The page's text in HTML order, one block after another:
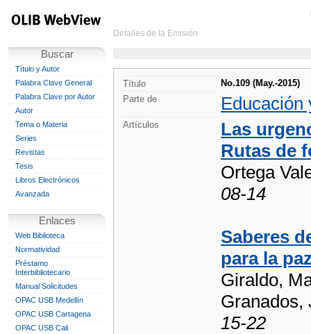
Buscar
Título y Autor
Palabra Clave General
Palabra Clave por Autor
Autor
Tema o Materia
Series
Revistas
Tesis
Libros Electrónicos
Avanzada
Enlaces
Web Biblioteca
Normatividad
Préstamo
Interbibliotecario
Manual Solicitudes
OPAC USB Medellín
OPAC USB Cartagena
OPAC USB Cali
Detalles de la Emisión
Título
No.109 (May.-2015)
Parte de
Educación
Artículos
Las
Rutas de
Ortega
08-14
Saberes
para la
Giraldo,
Granados,
15-22